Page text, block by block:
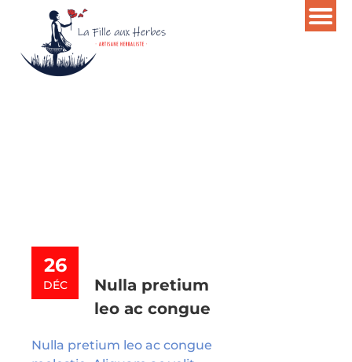
26
DÉC
Nulla pretium
leo ac congue
Nulla pretium leo ac congue